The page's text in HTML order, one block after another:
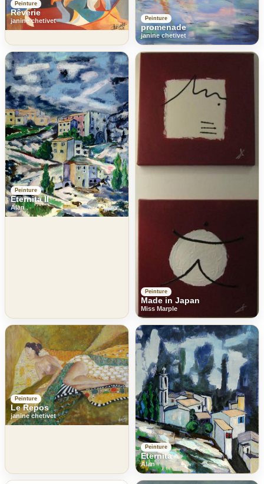
Peinture
Rêverie
janine chetivet Peinture
promenade
janine chetivet
Peinture
Eternita II
Alan
Peinture
Made in Japan
Miss Marple
Peinture
Le Repos
janine chetivet
Peinture
Eternita
Alan